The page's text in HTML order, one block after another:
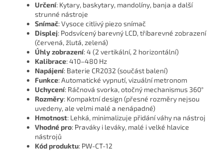
Určení: Kytary, baskytary, mandolíny, banja a další
strunné nástroje
Snímač: Vysoce citlivý piezo snímač
Displej: Podsvícený barevný LCD, tříbarevné zobrazení
(červená, žlutá, zelená)
Úhly zobrazení: 4 (2 vertikální, 2 horizontální)
Kalibrace: 410–480 Hz
Napájení: Baterie CR2032 (součást balení)
Funkce: Automatické vypnutí, vizuální metronom
Uchycení: Ráčnová svorka, otočný mechanismus 360°
Rozměry: Kompaktní design (přesné rozměry nejsou
uvedeny, ale velmi malé a nenápadné)
Hmotnost: Lehká, minimalizuje přidání váhy na nástroj
Vhodné pro: Praváky i leváky, malé i velké hlavice
nástrojů
Kód produktu: PW-CT-12